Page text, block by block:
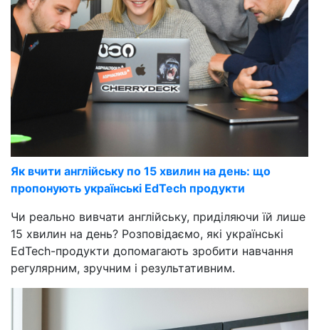
Як вчити англійську по 15 хвилин на день: що
пропонують українські EdTech продукти
Чи реально вивчати англійську, приділяючи їй лише
15 хвилин на день? Розповідаємо, які українські
EdTech-продукти допомагають зробити навчання
регулярним, зручним і результативним.